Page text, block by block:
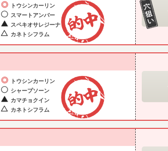
トウシンカーリン
スマートアンバー
スペキオサレジーナ
カネトシフラム
トウシンカーリン
シャープソーン
カマチョクイン
カネトシフラム